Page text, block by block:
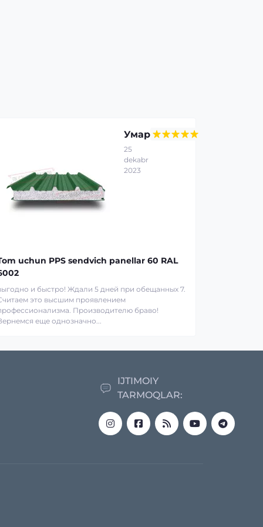
Умар
25
dekabr
2023
uchun PPS sendvich panellar 60 RAL
и быстро! Ждали 5 дней при обещанных 7.
это высшим проявлением
Производителю браво!
еще однозначно...
IJTIMOIY
TARMOQLAR: